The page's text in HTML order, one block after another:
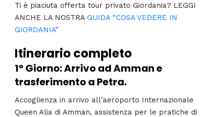
Ti è piaciuta offerta tour privato Giordania? LEGGI
ANCHE LA NOSTRA GUIDA “COSA VEDERE IN
GIORDANIA”
Itinerario completo
1° Giorno: Arrivo ad Amman e
trasferimento a Petra.
Accoglienza in arrivo all’aeroporto Internazionale
Queen Alia di Amman, assistenza per le pratiche di